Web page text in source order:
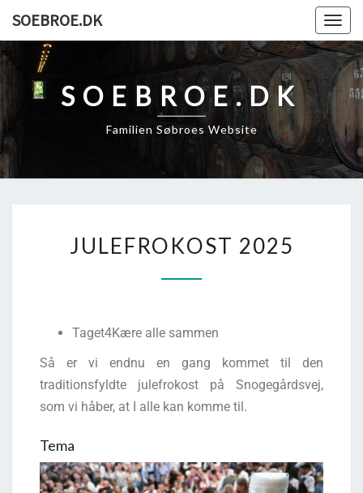
SOEBROE.DK
SOEBROE.DK
Familien Søbroes Website
JULEFROKOST 2025
Taget4Kære alle sammen
Så er vi endnu en gang kommet til den
traditionsfyldte julefrokost på Snogegårdsvej,
som vi håber, at I alle kan komme til.
Tema